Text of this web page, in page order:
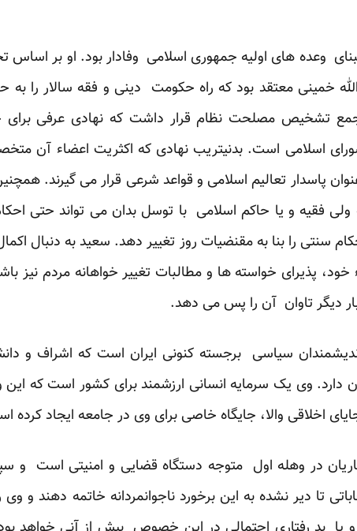
وعده های اولیه جمهوری اسلامی وفادار بود. او بر اساس
خمینی معتقد بود که راه حکومت دینی و فقه سالار را به
تشخیص مصلحت نظام قرار داشت که نهادی عرفی
اسلامی است. بدنیتریب نهادی که اکثریت اعضاء آن
پاسدار تعالیم اسلامی و قواعد شرعی قرار می گیرند.
فقیه و یا حاکم اسلامی با توسل بدان می تواند حتی
سنتی را بنا به مقنضیات روز تغییر دهد. سعید به دنبال
پذیرای خواسته ها و مطالبات تغییر خواهانه مردم نیز
دیگر تاوان آن را پس می دهد.
سیاسی برجسته کنونی ایران است که اشراف و
وی یک سرمایه انسانی ارزشمند برای کشور است که این
والا، جایگاه خاصی برای وی در جامعه ایجاد کرده
در وهله اول متوجه دستگاه قضایی و امنیتی است و
تا دیر نشده به این برخورد ناجوانمردانه خاتمه دهند و وی